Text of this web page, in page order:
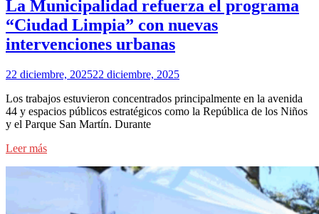
La Municipalidad refuerza el programa
“Ciudad Limpia” con nuevas
intervenciones urbanas
22 diciembre, 202522 diciembre, 2025
Los trabajos estuvieron concentrados principalmente en la avenida
44 y espacios públicos estratégicos como la República de los Niños
y el Parque San Martín. Durante
Leer más